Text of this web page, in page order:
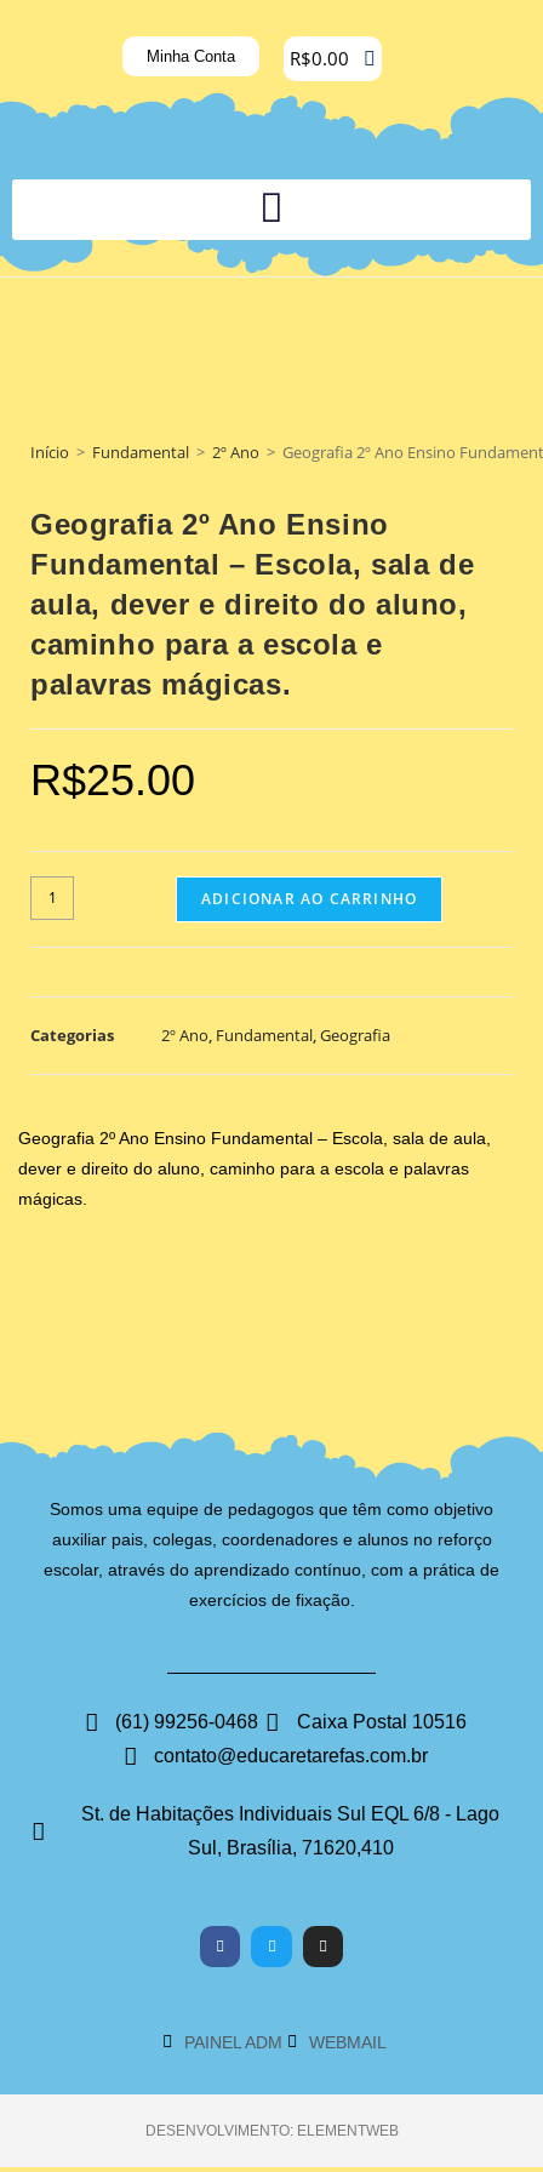
Minha Conta R$0.00
Início > Fundamental > 2º Ano > Geografia 2º Ano Ensino
Geografia 2º Ano Ensino
Fundamental – Escola, sala de
aula, dever e direito do aluno,
caminho para a escola e
palavras mágicas.
R$25.00
ADICIONAR AO CARRINHO
Categorias 2º Ano Fundamental Geografia
Geografia 2º Ano Ensino Fundamental – Escola, sala de aula,
dever e direito do aluno, caminho para a escola e palavras
mágicas.
Somos uma equipe de pedagogos que têm como objetivo
auxiliar pais, colegas, coordenadores e alunos no reforço
escolar, através do aprendizado contínuo, com a prática de
exercícios de fixação.
(61) 99256-0468
Caixa Postal 10516
contato@educaretarefas.com.br
St. de Habitações Individuais Sul EQL 6/8 - Lago
Sul, Brasília, 71620,410
PAINEL ADM WEBMAIL
DESENVOLVIMENTO: ELEMENTWEB